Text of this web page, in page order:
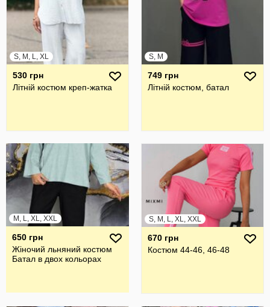
S, M, L, XL
530 грн
Літній костюм креп-жатка
S, M
749 грн
Літній костюм, батал
M, L, XL, XXL
650 грн
Жіночий льняний костюм
Батал в двох кольорах
S, M, L, XL, XXL
670 грн
Костюм 44-46, 46-48